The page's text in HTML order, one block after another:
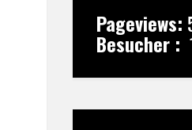
Pageviews:
Besucher :